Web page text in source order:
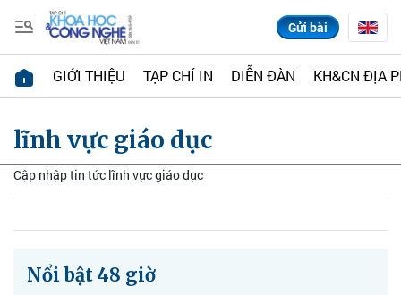
Gửi bài
GIỚI THIỆU TẠP CHÍ IN DIỄN ĐÀN KH&CN ĐỊA
lĩnh vực giáo dục
Cập nhập tin tức lĩnh vực giáo dục
Nổi bật 48 giờ